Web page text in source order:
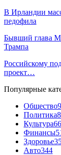
В Ирландии
педофила
Бывший глава
Трампа
Российскому
проект…
Популярные
Общество
Политика
Культура
Финансы
Здоровье
Авто344